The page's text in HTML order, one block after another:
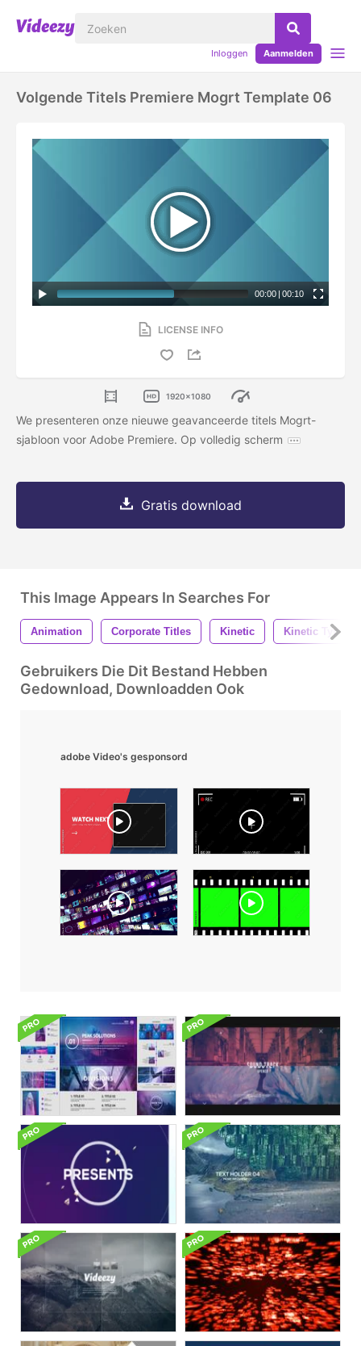
Inloggen Aanmelden
Volgende Titels Premiere Mogrt Template 06
00:00 | 00:10
LICENSE INFO
1920x1080
We presenteren onze nieuwe geavanceerde titels Mogrt-
sjabloon voor Adobe Premiere. Op volledig scherm
Gratis download
This Image Appears In Searches For
Animation Corporate Titles Kinetic Kinetic Typo
Gebruikers Die Dit Bestand Hebben
Gedownload, Downloadden Ook
adobe Video's gesponsord